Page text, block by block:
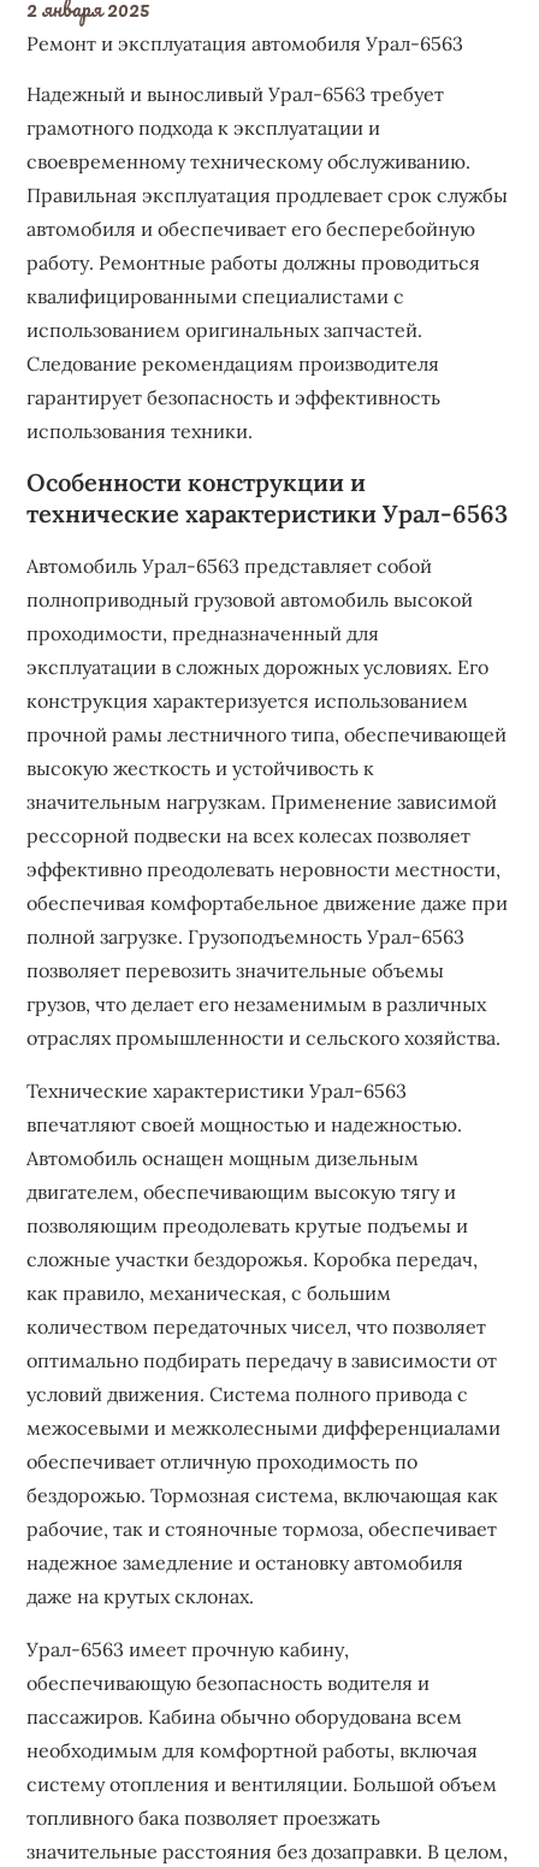
2 января 2025
Ремонт и эксплуатация автомобиля Урал-6563
Надежный и выносливый Урал-6563 требует
грамотного подхода к эксплуатации и
своевременному техническому обслуживанию.
Правильная эксплуатация продлевает срок службы
автомобиля и обеспечивает его бесперебойную
работу. Ремонтные работы должны проводиться
квалифицированными специалистами с
использованием оригинальных запчастей.
Следование рекомендациям производителя
гарантирует безопасность и эффективность
использования техники.
Особенности конструкции и
технические характеристики Урал-6563
Автомобиль Урал-6563 представляет собой
полноприводный грузовой автомобиль высокой
проходимости, предназначенный для
эксплуатации в сложных дорожных условиях. Его
конструкция характеризуется использованием
прочной рамы лестничного типа, обеспечивающей
высокую жесткость и устойчивость к
значительным нагрузкам. Применение зависимой
рессорной подвески на всех колесах позволяет
эффективно преодолевать неровности местности,
обеспечивая комфортабельное движение даже при
полной загрузке. Грузоподъемность Урал-6563
позволяет перевозить значительные объемы
грузов, что делает его незаменимым в различных
отраслях промышленности и сельского хозяйства.
Технические характеристики Урал-6563
впечатляют своей мощностью и надежностью.
Автомобиль оснащен мощным дизельным
двигателем, обеспечивающим высокую тягу и
позволяющим преодолевать крутые подъемы и
сложные участки бездорожья. Коробка передач,
как правило, механическая, с большим
количеством передаточных чисел, что позволяет
оптимально подбирать передачу в зависимости от
условий движения. Система полного привода с
межосевыми и межколесными дифференциалами
обеспечивает отличную проходимость по
бездорожью. Тормозная система, включающая как
рабочие, так и стояночные тормоза, обеспечивает
надежное замедление и остановку автомобиля
даже на крутых склонах.
Урал-6563 имеет прочную кабину,
обеспечивающую безопасность водителя и
пассажиров. Кабина обычно оборудована всем
необходимым для комфортной работы, включая
систему отопления и вентиляции. Большой объем
топливного бака позволяет проезжать
значительные расстояния без дозаправки. В целом,